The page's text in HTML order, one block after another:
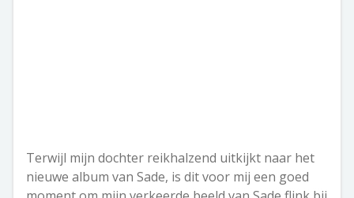
Terwijl mijn dochter reikhalzend uitkijkt naar het
nieuwe album van Sade, is dit voor mij een goed